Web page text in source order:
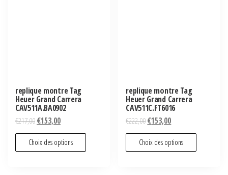
replique montre Tag
Heuer Grand Carrera
CAV511A.BA0902
€217,00€153,00
Choix des options
replique montre Tag
Heuer Grand Carrera
CAV511C.FT6016
€222,00€153,00
Choix des options